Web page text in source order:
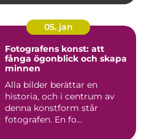
05. jan
Fotografens konst: att
fånga ögonblick och skapa
minnen
Alla bilder berättar en
historia, och i centrum av
denna konstform står
fotografen. En fo...